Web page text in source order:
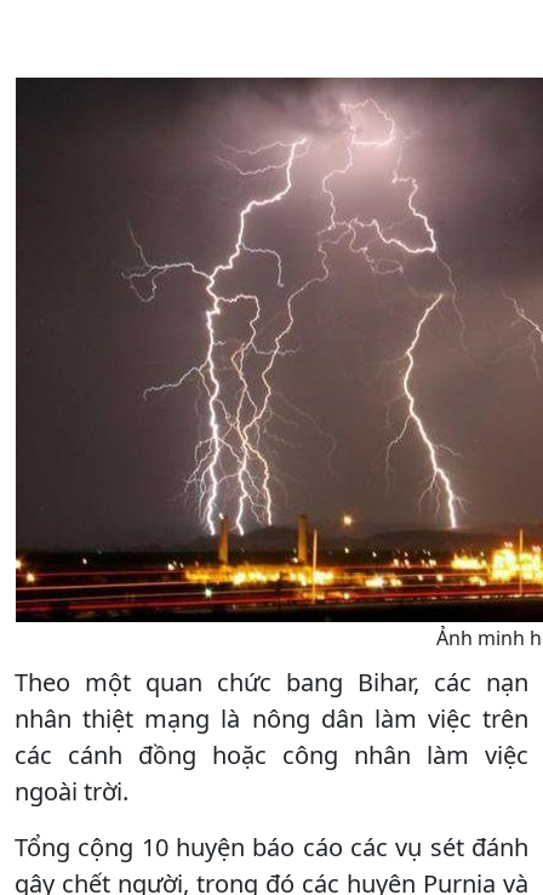
Ảnh minh
Theo một quan chức bang Bihar, các nạn
nhân thiệt mạng là nông dân làm việc trên
các cánh đồng hoặc công nhân làm việc
ngoài trời.
Tổng cộng 10 huyện báo cáo các vụ sét đánh
gây chết người, trong đó các huyện Purnia và